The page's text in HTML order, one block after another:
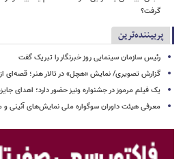
گرفت؟
پربیننده‌ترین
رئیس سازمان سینمایی روز خبرنگار را تبریک گفت
گزارش تصویری/ نمایش «هچل» در تالار هنر؛ قصه‌ای
یک فیلم مرموز در جشنواره ونیز حضور دارد؛ اهدای جایزه
معرفی هیئت داوران سوگواره ملی نمایش‌های آئینی و